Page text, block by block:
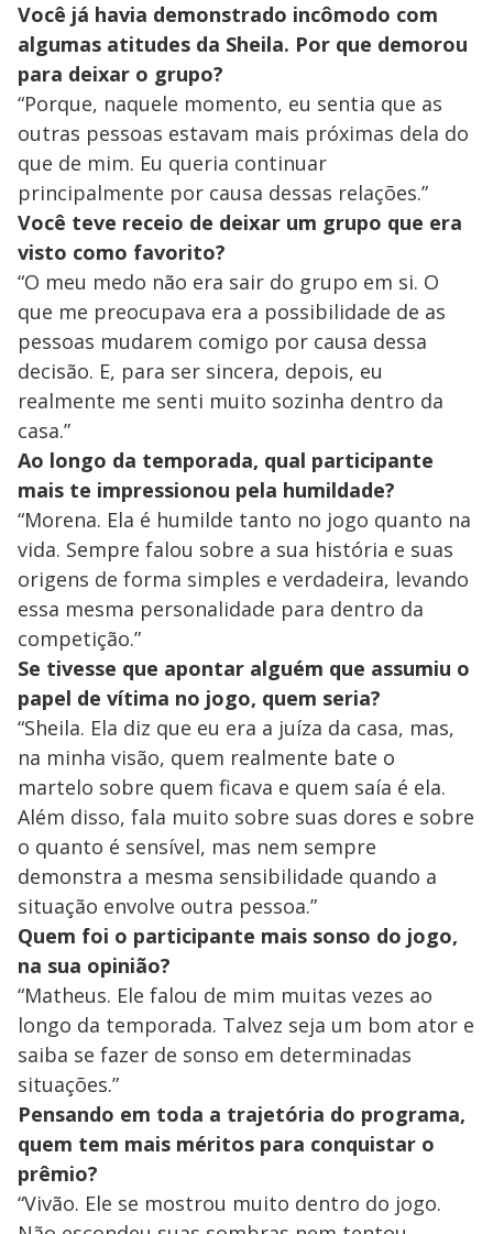
Você já havia demonstrado incômodo com
algumas atitudes da Sheila. Por que demorou
para deixar o grupo?
“Porque, naquele momento, eu sentia que as
outras pessoas estavam mais próximas dela do
que de mim. Eu queria continuar
principalmente por causa dessas relações.”
Você teve receio de deixar um grupo que era
visto como favorito?
“O meu medo não era sair do grupo em si. O
que me preocupava era a possibilidade de as
pessoas mudarem comigo por causa dessa
decisão. E, para ser sincera, depois, eu
realmente me senti muito sozinha dentro da
casa.”
Ao longo da temporada, qual participante
mais te impressionou pela humildade?
“Morena. Ela é humilde tanto no jogo quanto na
vida. Sempre falou sobre a sua história e suas
origens de forma simples e verdadeira, levando
essa mesma personalidade para dentro da
competição.”
Se tivesse que apontar alguém que assumiu o
papel de vítima no jogo, quem seria?
“Sheila. Ela diz que eu era a juíza da casa, mas,
na minha visão, quem realmente bate o
martelo sobre quem ficava e quem saía é ela.
Além disso, fala muito sobre suas dores e sobre
o quanto é sensível, mas nem sempre
demonstra a mesma sensibilidade quando a
situação envolve outra pessoa.”
Quem foi o participante mais sonso do jogo,
na sua opinião?
“Matheus. Ele falou de mim muitas vezes ao
longo da temporada. Talvez seja um bom ator e
saiba se fazer de sonso em determinadas
situações.”
Pensando em toda a trajetória do programa,
quem tem mais méritos para conquistar o
prêmio?
“Vivão. Ele se mostrou muito dentro do jogo.